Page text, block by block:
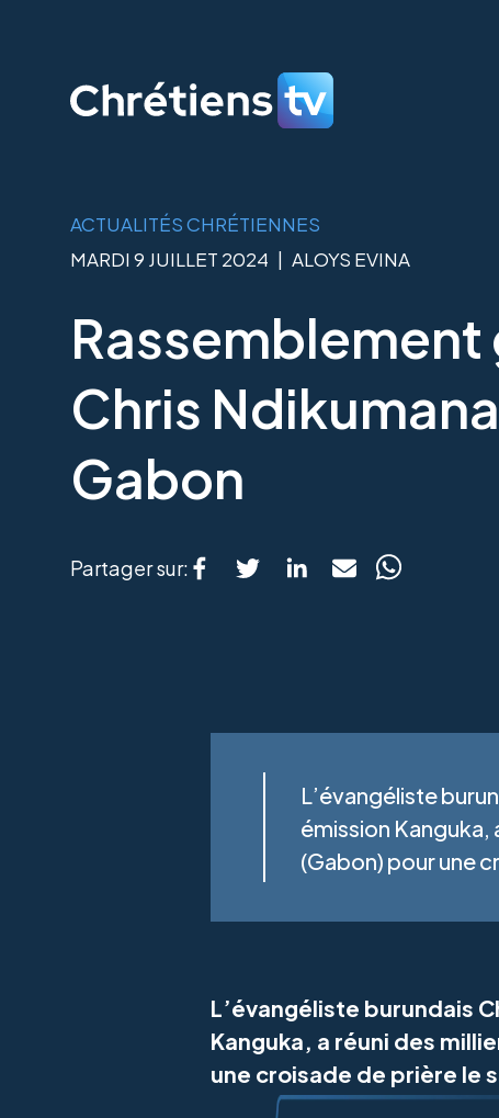
ACTUALITÉS CHRÉTIENNES
MARDI 9 JUILLET 2024 | ALOYS EVINA
Chris
Gabon
Partager sur:
L’évangéliste
émission Kanguka,
(Gabon) pour une
L’évangéliste burundais
Kanguka, a réuni des
une croisade de prière le